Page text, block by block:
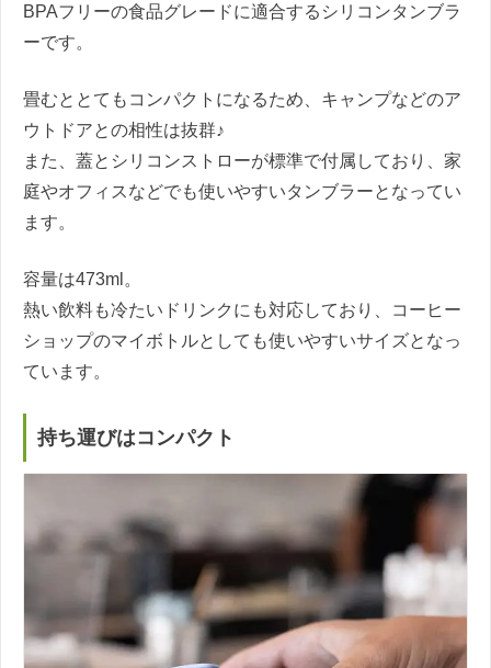
BPAフリーの食品グレードに適合するシリコンタンブラ
ーです。
畳むととてもコンパクトになるため、キャンプなどのア
ウトドアとの相性は抜群♪
また、蓋とシリコンストローが標準で付属しており、家
庭やオフィスなどでも使いやすいタンブラーとなってい
ます。
容量は473ml。
熱い飲料も冷たいドリンクにも対応しており、コーヒー
ショップのマイボトルとしても使いやすいサイズとなっ
ています。
持ち運びはコンパクト